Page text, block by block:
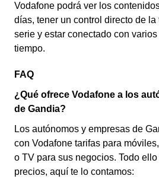
Vodafone podrá ver los
días, tener un control directo de
serie y estar conectado con
tiempo.
FAQ
¿Qué ofrece Vodafone a los
de Gandia?
Los autónomos y empresas de
con Vodafone tarifas para
o TV para sus negocios. Todo
precios, aquí te lo contamos: